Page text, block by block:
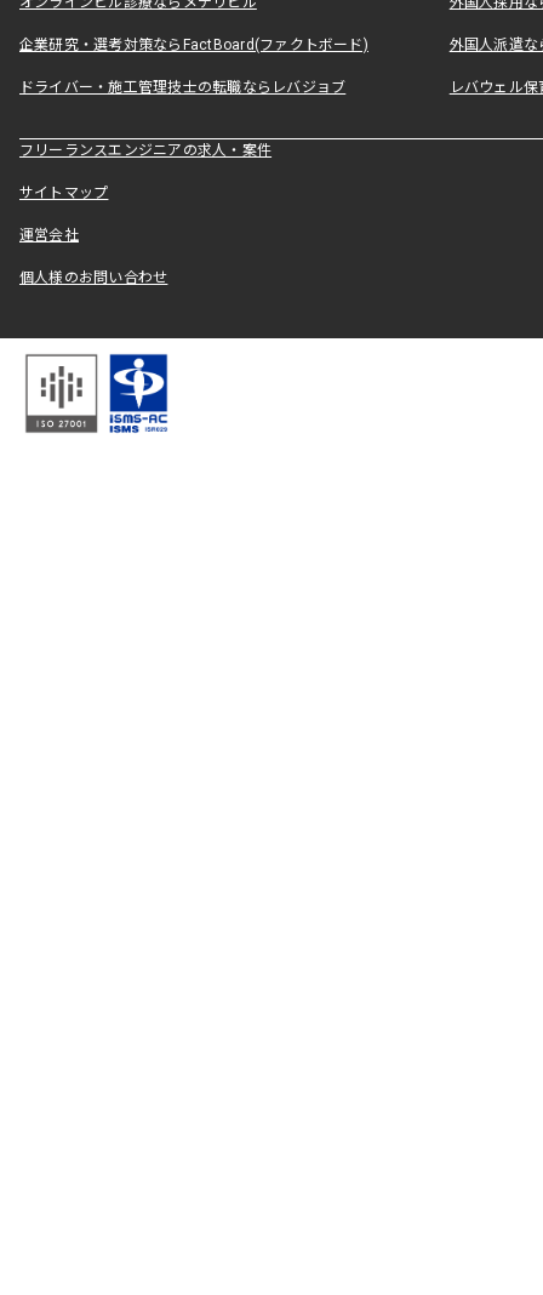
企業研究・選考対策ならFactBoard(ファクトボード) 外国人派遣な
ドライバー・施工管理技士の転職ならレバジョブ レバウェル
フリーランスエンジニアの求人・案件
サイトマップ
運営会社
個人様のお問い合わせ